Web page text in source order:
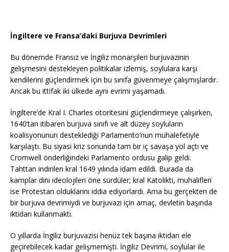
İngiltere ve Fransa’daki Burjuva Devrimleri
Bu dönemde Fransız ve İngiliz monarşileri burjuvazinin
gelişmesini destekleyen politikalar izlemiş, soylulara karşı
kendilerini güçlendirmek için bu sınıfa güvenmeye çalışmışlardır.
Ancak bu ittifak iki ülkede aynı evrimi yaşamadı.
İngiltere’de Kral I. Charles otoritesini güçlendirmeye çalışırken,
1640’tan itibaren burjuva sınıfı ve alt düzey soyluların
koalisyonunun desteklediği Parlamento’nun muhalefetiyle
karşılaştı. Bu siyasi kriz sonunda tam bir iç savaşa yol açtı ve
Cromwell önderliğindeki Parlamento ordusu galip geldi.
Tahttan indirilen kral 1649 yılında idam edildi. Burada da
kamplar dini ideolojileri öne sürdüler; kral Katolikti, muhalifleri
ise Protestan olduklarını iddia ediyorlardı. Ama bu gerçekten de
bir burjuva devrimiydi ve burjuvazi için amaç, devletin başında
iktidarı kullanmaktı.
O yıllarda İngiliz burjuvazisi henüz tek başına iktidarı ele
geçirebilecek kadar gelişmemişti. İngiliz Devrimi, soylular ile